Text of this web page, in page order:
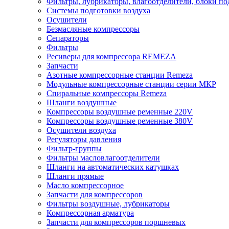
Системы подготовки воздуха
Осушители
Безмасляные компрессоры
Сепараторы
Фильтры
Ресиверы для компрессора REMEZA
Запчасти
Азотные компрессорные станции Remeza
Модульные компрессорные станции серии МКР
Спиральные компрессоры Remeza
Шланги воздушные
Компрессоры воздушные ременные 220V
Компрессоры воздушные ременные 380V
Осушители воздуха
Регуляторы давления
Фильтр-группы
Фильтры масловлагоотделители
Шланги на автоматических катушках
Шланги прямые
Масло компрессорное
Запчасти для компрессоров
Фильтры воздушные, лубрикаторы
Компрессорная арматура
Запчасти для компрессоров поршневых